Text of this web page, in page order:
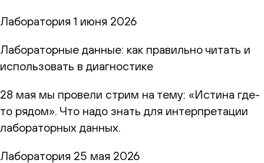
Лаборатория 1 июня 2026
Лабораторные данные: как правильно читать и
использовать в диагностике
28 мая мы провели стрим на тему: «Истина где-
то рядом». Что надо знать для интерпретации
лабораторных данных.
Лаборатория 25 мая 2026